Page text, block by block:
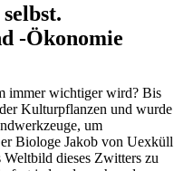
-Ökonomie
immer wichtiger wird? Bis
Kulturpflanzen und wurde
um
Biologe Jakob von Uexküll
Weltbild dieses Zwitters zu